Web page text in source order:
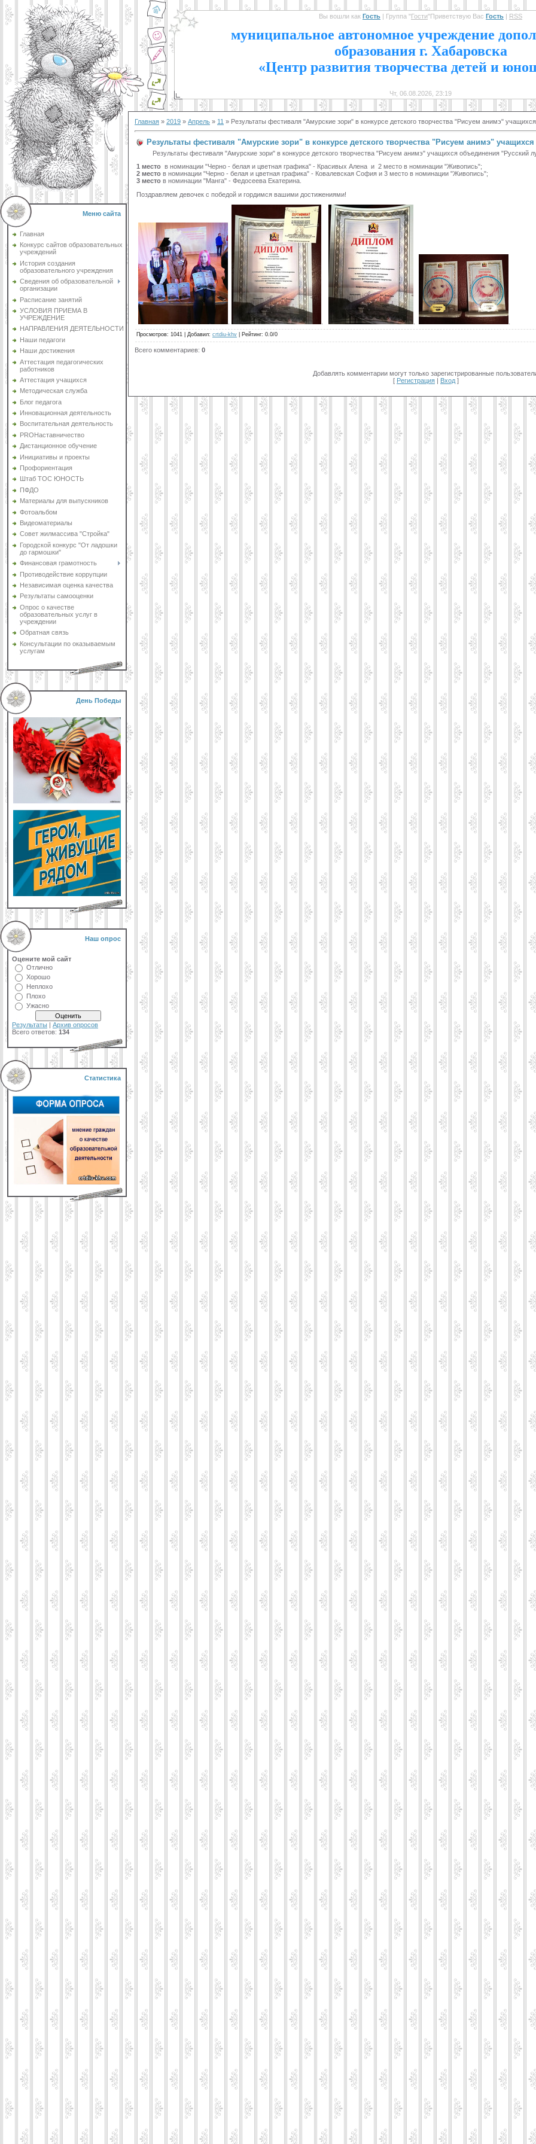
Меню сайта
Главная
Конкурс сайтов образовательных
учреждений
История создания
образовательного учреждения
Сведения об образовательной
организации
Расписание занятий
УСЛОВИЯ ПРИЕМА В
УЧРЕЖДЕНИЕ
НАПРАВЛЕНИЯ ДЕЯТЕЛЬНОСТИ
Наши педагоги
Наши достижения
Аттестация педагогических
работников
Аттестация учащихся
Методическая служба
Блог педагога
Инновационная деятельность
Воспитательная деятельность
PROНаставничество
Дистанционное обучение
Инициативы и проекты
Профориентация
Штаб ТОС ЮНОСТЬ
ПФДО
Материалы для выпускников
Фотоальбом
Видеоматериалы
Совет жилмассива "Стройка"
Городской конкурс "От ладошки
до гармошки"
Финансовая грамотность
Противодействие коррупции
Независимая оценка качества
Результаты самооценки
Опрос о качестве
образовательных услуг в
учреждении
Обратная связь
Консультации по оказываемым
услугам
День Победы
Наш опрос
Оцените мой сайт
Отлично
Хорошо
Неплохо
Плохо
Ужасно
Результаты | Архив опросов
Всего ответов: 134
Статистика
Вы вошли как Гость | Группа "Гости"Приветствую Вас Гость | RSS
муниципальное автономное учреждение
образования г. Хабаровска
«Центр развития творчества детей и
Чт, 06.08.2026, 23:19
Главная » 2019 » Апрель » 11 » Результаты фестиваля "Амурские зори" в конкурсе детского творчества "Рисуем анимэ"
Результаты фестиваля "Амурские зори" в конкурсе детского творчества "Рисуем анимэ"
Результаты фестиваля "Амурские зори" в конкурсе детского творчества "Рисуем анимэ" учащихся объединения "Русский
1 место в номинации "Черно - белая и цветная графика" - Красивых Алена и 2 место в номинации "Живопись";
2 место в номинации "Черно - белая и цветная графика" - Ковалевская София и 3 место в номинации "Живопись";
3 место в номинации "Манга" - Федосеева Екатерина.
Поздравляем девочек с победой и гордимся вашими достижениями!
Просмотров: 1041 Добавил: crtdiu-khv Рейтинг: 0.0/0
Всего комментариев: 0
Добавлять комментарии могут только зарегистрированные
[ Регистрация | Вход ]